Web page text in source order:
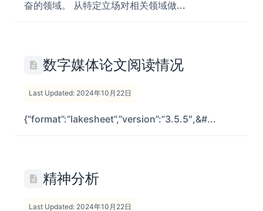
奋的领域。 从特定立场对相关领域做...
数字媒体论文阅读情况
Last Updated: 2024年10月22日
{“format”:”lakesheet”,”version”:”3.5.5″,&#...
精神分析
Last Updated: 2024年10月22日